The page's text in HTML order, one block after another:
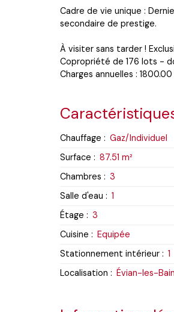
Cadre de vie unique :
secondaire de prestige.
À visiter sans tarder !
Copropriété de 176 lots -
Charges annuelles :
Chauffage : Gaz/Individuel
Surface : 87.51 m²
Chambres : 3
Salle d'eau : 1
Étage : 3
Cuisine : Equipée
Stationnement intérieur : 1
Localisation : Évian-les-